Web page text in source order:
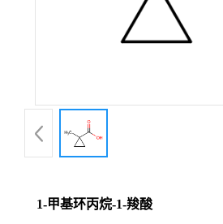
1-甲基环丙烷-1-羧酸